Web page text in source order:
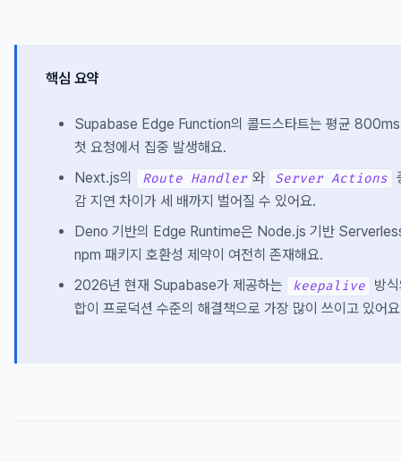
핵심 요약
Supabase Edge Function의 콜드스타트는 평균
첫 요청에서 집중 발생해요.
Next.js의
Route Handler 와 Server Actions
감 지연 차이가 세 배까지 벌어질 수 있어요.
Deno 기반의 Edge Runtime은 Node.js 기반
npm 패키지 호환성 제약이 여전히 존재해요.
2026년 현재 Supabase가 제공하는
keepalive
방
합이 프로덕션 수준의 해결책으로 가장 많이 쓰이고 있어